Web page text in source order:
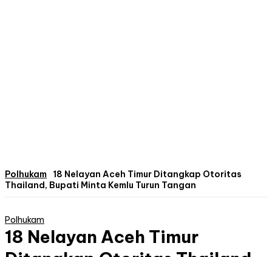
Polhukam
18 Nelayan Aceh Timur Ditangkap Otoritas
Thailand, Bupati Minta Kemlu Turun Tangan
Polhukam
18 Nelayan Aceh Timur